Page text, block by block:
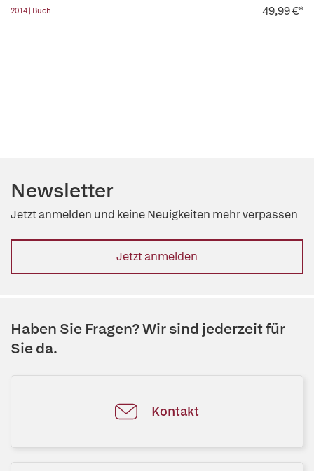
2014 | Buch 49,99 €*
Newsletter
Jetzt anmelden und keine Neuigkeiten mehr verpassen
Jetzt anmelden
Haben Sie Fragen? Wir sind jederzeit für
Sie da.
Kontakt